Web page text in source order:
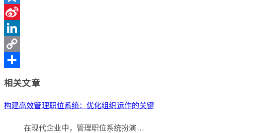
Qzone
Sina
Weibo
LinkedIn
Copy
相关文章
构建高效管理职位系统：优化组织运作的关键
在现代企业中，管理职位系统扮演…